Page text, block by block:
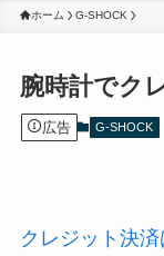
ホーム G-SHOCK
腕時計でク
広告 G-SHOCK
クレジット決